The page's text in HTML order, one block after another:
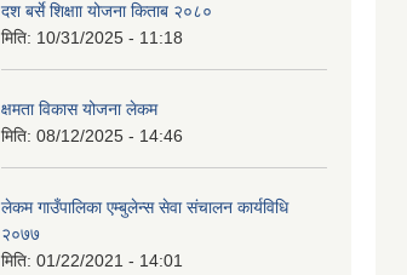
दश बर्से शिक्षाा योजना किताब २०८०
मिति: 10/31/2025 - 11:18
क्षमता विकास योजना लेकम
मिति: 08/12/2025 - 14:46
लेकम गाउँपालिका एम्बुलेन्स सेवा संचालन कार्यविधि
२०७७
मिति: 01/22/2021 - 14:01